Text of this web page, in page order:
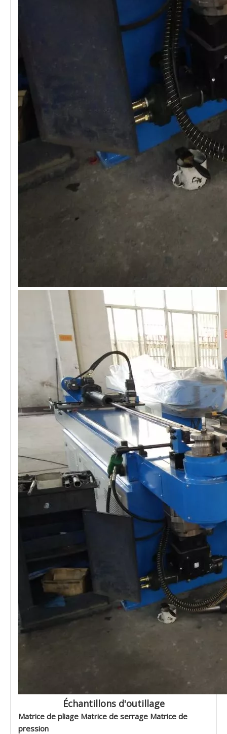
Échantillons d'outillage
Matrice de pliage Matrice de serrage Matrice de
pression